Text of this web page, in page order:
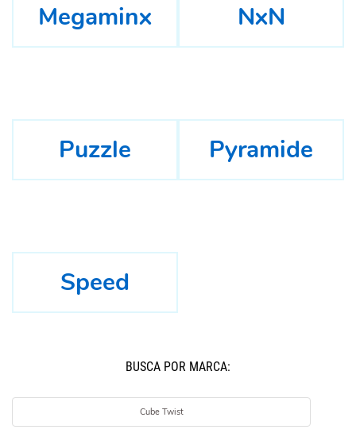
Megaminx NxN
Puzzle Pyramide
Speed
BUSCÁ POR MARCA:
Cube Twist